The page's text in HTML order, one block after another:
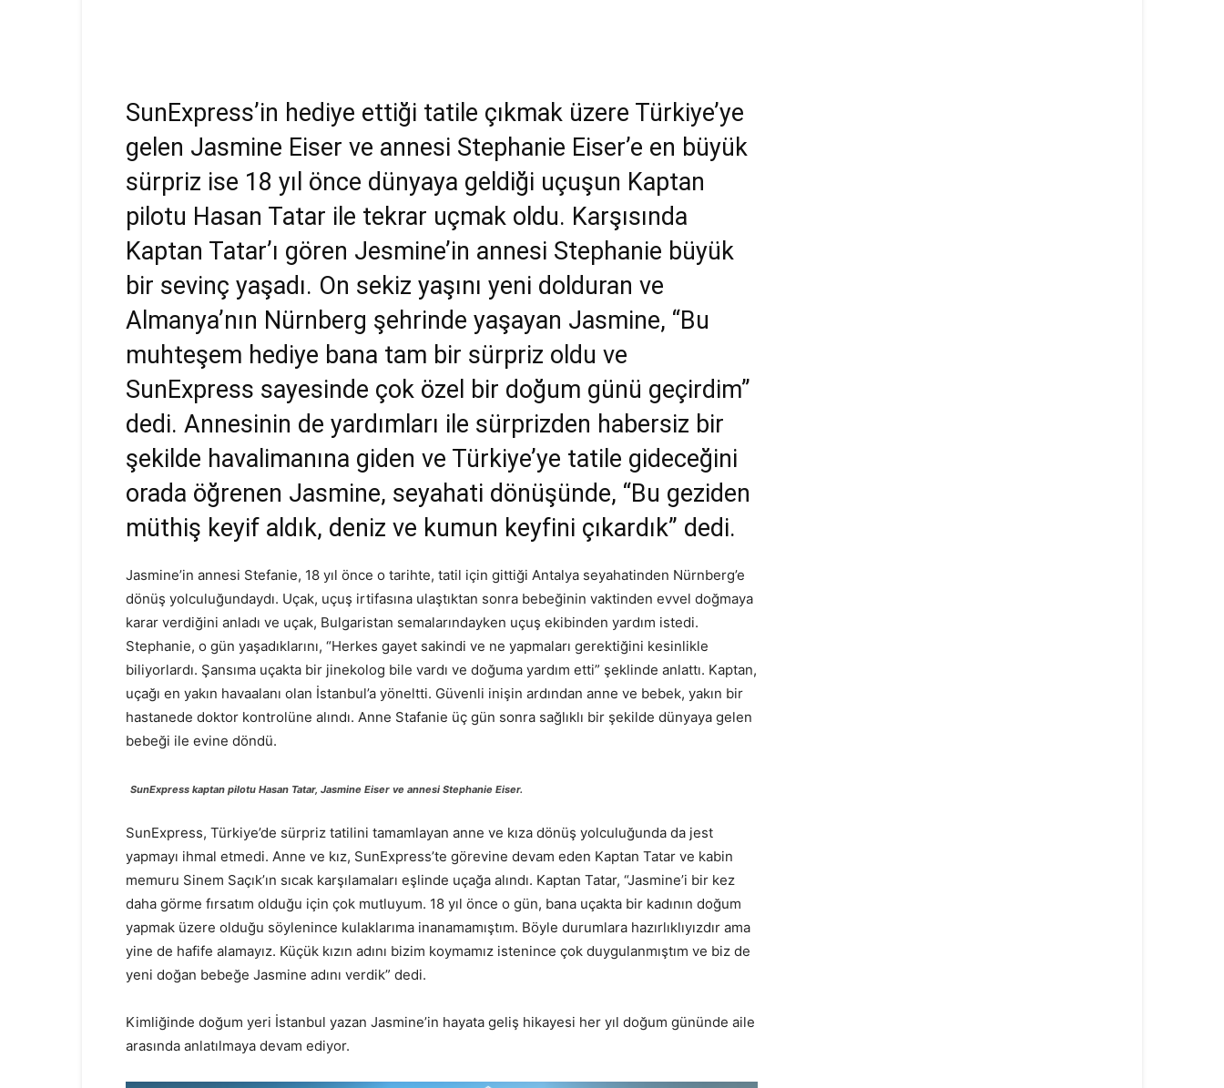
SunExpress’in hediye ettiği tatile çıkmak üzere Türkiye’ye
gelen Jasmine Eiser ve annesi Stephanie Eiser’e en büyük
sürpriz ise 18 yıl önce dünyaya geldiği uçuşun Kaptan
pilotu Hasan Tatar ile tekrar uçmak oldu. Karşısında
Kaptan Tatar’ı gören Jesmine’in annesi Stephanie büyük
bir sevinç yaşadı. On sekiz yaşını yeni dolduran ve
Almanya’nın Nürnberg şehrinde yaşayan Jasmine, “Bu
muhteşem hediye bana tam bir sürpriz oldu ve
SunExpress sayesinde çok özel bir doğum günü geçirdim”
dedi. Annesinin de yardımları ile sürprizden habersiz bir
şekilde havalimanına giden ve Türkiye’ye tatile gideceğini
orada öğrenen Jasmine, seyahati dönüşünde, “Bu geziden
müthiş keyif aldık, deniz ve kumun keyfini çıkardık” dedi.
Jasmine’in annesi Stefanie, 18 yıl önce o tarihte, tatil için gittiği Antalya seyahatinden Nürnberg’e
dönüş yolculuğundaydı. Uçak, uçuş irtifasına ulaştıktan sonra bebeğinin vaktinden evvel doğmaya
karar verdiğini anladı ve uçak, Bulgaristan semalarındayken uçuş ekibinden yardım istedi.
Stephanie, o gün yaşadıklarını, “Herkes gayet sakindi ve ne yapmaları gerektiğini kesinlikle
biliyorlardı. Şansıma uçakta bir jinekolog bile vardı ve doğuma yardım etti” şeklinde anlattı. Kaptan,
uçağı en yakın havaalanı olan İstanbul’a yöneltti. Güvenli inişin ardından anne ve bebek, yakın bir
hastanede doktor kontrolüne alındı. Anne Stafanie üç gün sonra sağlıklı bir şekilde dünyaya gelen
bebeği ile evine döndü.
SunExpress kaptan pilotu Hasan Tatar, Jasmine Eiser ve annesi Stephanie Eiser.
SunExpress, Türkiye’de sürpriz tatilini tamamlayan anne ve kıza dönüş yolculuğunda da jest
yapmayı ihmal etmedi. Anne ve kız, SunExpress’te görevine devam eden Kaptan Tatar ve kabin
memuru Sinem Saçık’ın sıcak karşılamaları eşlinde uçağa alındı. Kaptan Tatar, “Jasmine’i bir kez
daha görme fırsatım olduğu için çok mutluyum. 18 yıl önce o gün, bana uçakta bir kadının doğum
yapmak üzere olduğu söylenince kulaklarıma inanamamıştım. Böyle durumlara hazırlıklıyızdır ama
yine de hafife alamayız. Küçük kızın adını bizim koymamız istenince çok duygulanmıştım ve biz de
yeni doğan bebeğe Jasmine adını verdik” dedi.
Kimliğinde doğum yeri İstanbul yazan Jasmine’in hayata geliş hikayesi her yıl doğum gününde aile
arasında anlatılmaya devam ediyor.